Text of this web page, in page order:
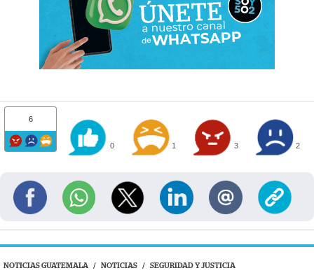
6
0 1 3 2
NOTICIAS GUATEMALA / NOTICIAS / SEGURIDAD Y JUSTICIA